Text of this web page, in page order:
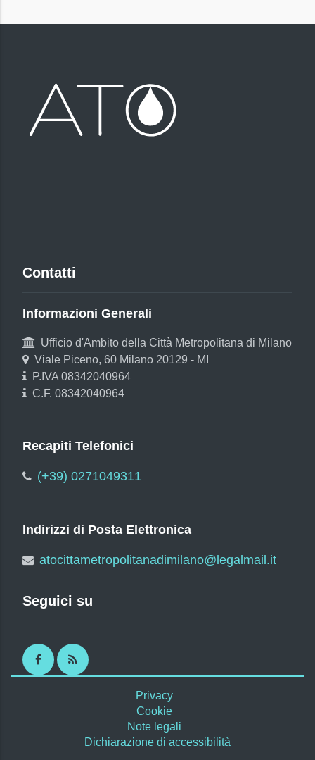
Contatti
Informazioni Generali
Ufficio d'Ambito della Città Metropolitana di Milano
Viale Piceno, 60 Milano 20129 - MI
P.IVA 08342040964
C.F. 08342040964
Recapiti Telefonici
(+39) 0271049311
Indirizzi di Posta Elettronica
atocittametropolitanadimilano@legalmail.it
Seguici su
FacebookRSS
Privacy
Cookie
Note legali
Dichiarazione di accessibilità